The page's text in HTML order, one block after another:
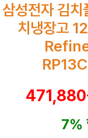
삼성전자 김치
치냉장고
471,880
7%